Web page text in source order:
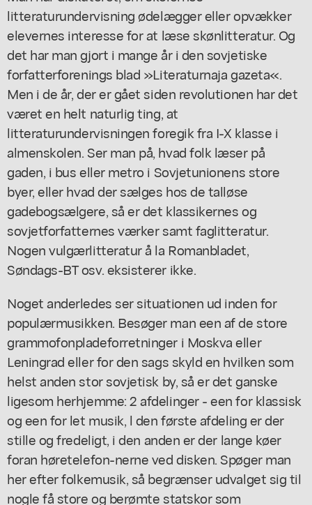
litteraturundervisning ødelægger eller opvækker
elevernes interesse for at læse skønlitteratur. Og
det har man gjort i mange år i den sovjetiske
forfatterforenings blad »Literaturnaja gazeta«.
Men i de år, der er gået siden revolutionen har det
været en helt naturlig ting, at
litteraturundervisningen foregik fra I-X klasse i
almenskolen. Ser man på, hvad folk læser på
gaden, i bus eller metro i Sovjetunionens store
byer, eller hvad der sælges hos de talløse
gadebogsælgere, så er det klassikernes og
sovjetforfatternes værker samt faglitteratur.
Nogen vulgærlitteratur å la Romanbladet,
Søndags-BT osv. eksisterer ikke.
Noget anderledes ser situationen ud inden for
populærmusikken. Besøger man een af de store
grammofonpladeforretninger i Moskva eller
Leningrad eller for den sags skyld en hvilken som
helst anden stor sovjetisk by, så er det ganske
ligesom herhjemme: 2 afdelinger - een for klassisk
og een for let musik, l den første afdeling er der
stille og fredeligt, i den anden er der lange køer
foran høretelefon-nerne ved disken. Spøger man
her efter folkemusik, så begrænser udvalget sig til
nogle få store og berømte statskor som